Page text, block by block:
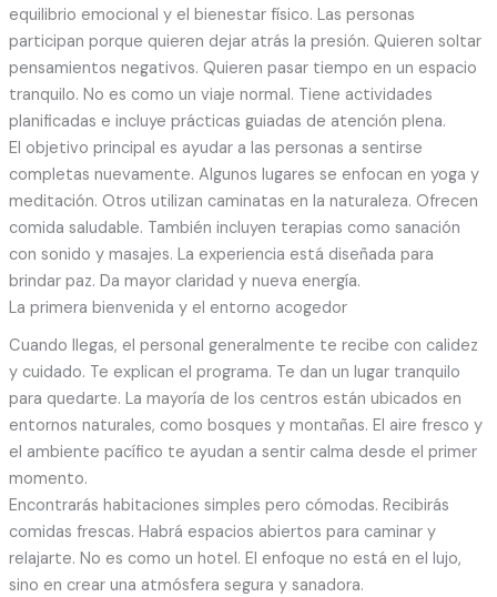
equilibrio emocional y el bienestar físico. Las personas
participan porque quieren dejar atrás la presión. Quieren soltar
pensamientos negativos. Quieren pasar tiempo en un espacio
tranquilo. No es como un viaje normal. Tiene actividades
planificadas e incluye prácticas guiadas de atención plena.
El objetivo principal es ayudar a las personas a sentirse
completas nuevamente. Algunos lugares se enfocan en yoga y
meditación. Otros utilizan caminatas en la naturaleza. Ofrecen
comida saludable. También incluyen terapias como sanación
con sonido y masajes. La experiencia está diseñada para
brindar paz. Da mayor claridad y nueva energía.
La primera bienvenida y el entorno acogedor
Cuando llegas, el personal generalmente te recibe con calidez
y cuidado. Te explican el programa. Te dan un lugar tranquilo
para quedarte. La mayoría de los centros están ubicados en
entornos naturales, como bosques y montañas. El aire fresco y
el ambiente pacífico te ayudan a sentir calma desde el primer
momento.
Encontrarás habitaciones simples pero cómodas. Recibirás
comidas frescas. Habrá espacios abiertos para caminar y
relajarte. No es como un hotel. El enfoque no está en el lujo,
sino en crear una atmósfera segura y sanadora.